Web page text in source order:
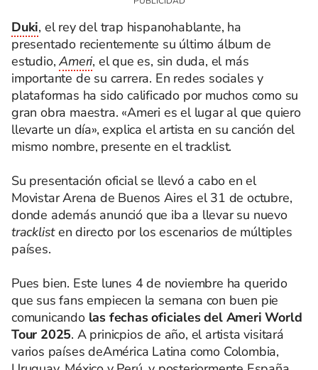
Duki, el rey del trap hispanohablante, ha
presentado recientemente su último álbum de
estudio,Ameri, el que es, sin duda, el más
importante de su carrera. En redes sociales y
plataformas ha sido calificado por muchos como su
gran obra maestra. «Ameri es el lugar al que quiero
llevarte un día», explica el artista en su canción del
mismo nombre, presente en el tracklist.
Su presentación oficial se llevó a cabo en el
Movistar Arena de Buenos Aires el 31 de octubre,
donde además anunció que iba a llevar su nuevo
tracklisten directo por los escenarios de múltiples
países.
Pues bien. Este lunes 4 de noviembre ha querido
que sus fans empiecen la semana con buen pie
comunicando las fechas oficiales del Ameri World
Tour 2025. A prinicpios de año, el artista visitará
varios países deAmérica Latina como Colombia,